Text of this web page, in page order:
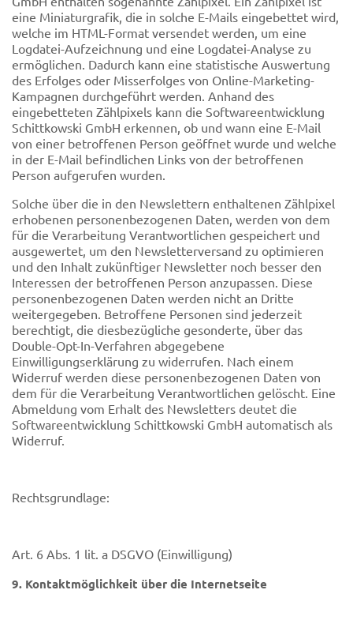
eine Miniaturgrafik, die in solche E-Mails eingebettet wird,
welche im HTML-Format versendet werden, um eine
Logdatei-Aufzeichnung und eine Logdatei-Analyse zu
ermöglichen. Dadurch kann eine statistische Auswertung
des Erfolges oder Misserfolges von Online-Marketing-
Kampagnen durchgeführt werden. Anhand des
eingebetteten Zählpixels kann die Softwareentwicklung
Schittkowski GmbH erkennen, ob und wann eine E-Mail
von einer betroffenen Person geöffnet wurde und welche
in der E-Mail befindlichen Links von der betroffenen
Person aufgerufen wurden.
Solche über die in den Newslettern enthaltenen Zählpixel
erhobenen personenbezogenen Daten, werden von dem
für die Verarbeitung Verantwortlichen gespeichert und
ausgewertet, um den Newsletterversand zu optimieren
und den Inhalt zukünftiger Newsletter noch besser den
Interessen der betroffenen Person anzupassen. Diese
personenbezogenen Daten werden nicht an Dritte
weitergegeben. Betroffene Personen sind jederzeit
berechtigt, die diesbezügliche gesonderte, über das
Double-Opt-In-Verfahren abgegebene
Einwilligungserklärung zu widerrufen. Nach einem
Widerruf werden diese personenbezogenen Daten von
dem für die Verarbeitung Verantwortlichen gelöscht. Eine
Abmeldung vom Erhalt des Newsletters deutet die
Softwareentwicklung Schittkowski GmbH automatisch als
Widerruf.
Rechtsgrundlage:
Art. 6 Abs. 1 lit. a DSGVO (Einwilligung)
9. Kontaktmöglichkeit über die Internetseite